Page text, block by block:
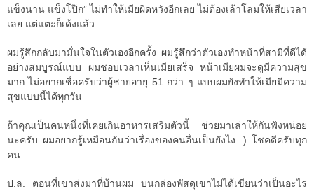
แข็งนาน แข็งโป๊ก” ไม่ทำให้เมียผิดหวังอีกเลย ไม่ต้องเล้าโลมให้เสียเวลา
เลย แต่แตะก็เด้งแล้ว
ผมรู้สึกกลับมามั่นใจในตัวเองอีกครั้ง ผมรู้สึกว่าตัวเองทำหน้าที่สามีที่ดีได้
อย่างสมบูรณ์แบบ ผมชอบเวลาเห็นเมียเสร็จ หน้าเมียผมจะดูมีความสุข
มาก ไม่อยากเชื่อครับว่าผู้ชายอายุ 51 กว่า ๆ แบบผมยังทำให้เมียมีความ
สุขแบบนี้ได้ทุกวัน
ถ้าคุณเป็นคนหนึ่งที่เคยเกินอาหารเสริมตัวนี้ ช่วยมาเล่าให้กันฟังหน่อย
นะครับ ผมอยากรู้เหมือนกันว่าเรื่องของคนอื่นเป็นยังไง :) โชคดีครับทุก
คน
ป.ล. ตอนที่เขาส่งมาที่บ้านผม บนกล่องพัสดุเขาไม่ได้เขียนว่าเป็นอะไร